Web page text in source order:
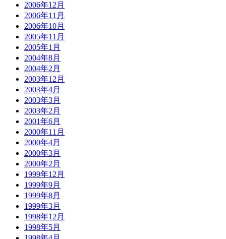
2006年12月
2006年11月
2006年10月
2005年11月
2005年1月
2004年8月
2004年2月
2003年12月
2003年4月
2003年3月
2003年2月
2001年6月
2000年11月
2000年4月
2000年3月
2000年2月
1999年12月
1999年9月
1999年8月
1999年3月
1998年12月
1998年5月